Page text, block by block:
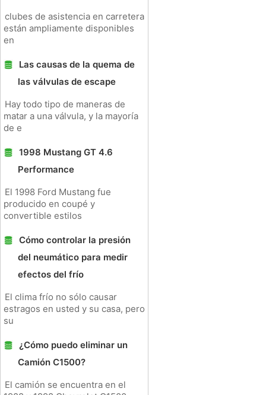
clubes de asistencia en carretera
están ampliamente disponibles
en
Las causas de la quema de
las válvulas de escape
Hay todo tipo de maneras de
matar a una válvula, y la mayoría
de e
1998 Mustang GT 4.6
Performance
El 1998 Ford Mustang fue
producido en coupé y
convertible estilos
Cómo controlar la presión
del neumático para medir
efectos del frío
El clima frío no sólo causar
estragos en usted y su casa, pero
su
¿Cómo puedo eliminar un
Camión C1500?
El camión se encuentra en el